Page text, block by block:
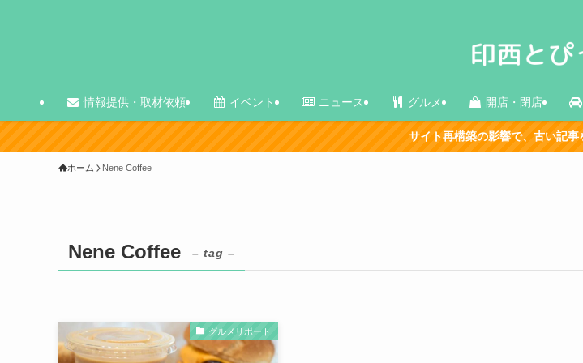
情報提供・取材依頼 イベント ニュース グルメ 開店・閉店
サイト再構築の影響で、古い記事を中心に
ホーム Nene Coffee
Nene Coffee – tag –
グルメリポート